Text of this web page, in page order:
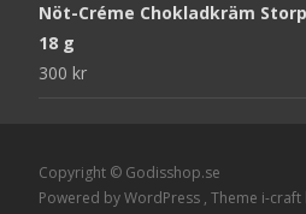
Nöt-Créme Chokladkräm
18 g
300 kr
Copyright © Godisshop.se
Powered by WordPress , Theme i-craft